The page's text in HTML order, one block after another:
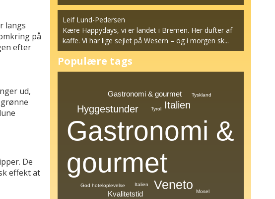
langs
på
efter
ud,
De
effekt at
vinstok...
Leif Lund-Pedersen
Kære Happydays, vi er landet i Bremen. Her dufter af
kaffe. Vi har lige sejlet på Wesern – og i morgen sk...
Populære tags
Gastronomi &
gourmet
Veneto
Italien
Hyggestunder
Gastronomi & gourmet
Kvalitetstid
God hoteloplevelse
Tyskland
Italien
Tyrol
Mosel